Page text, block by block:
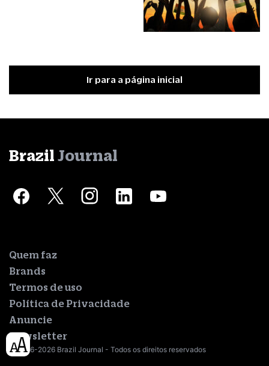
Ir para a página inicial
Brazil Journal
Quem faz
Brands
Termos de uso
Política de Privacidade
Anuncie
Newsletter
© 2016-2026 Brazil Journal - Todos os direitos reservados